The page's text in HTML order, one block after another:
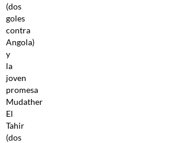
(dos
goles
contra
Angola)
y
la
joven
promesa
Mudather
El
Tahir
(dos